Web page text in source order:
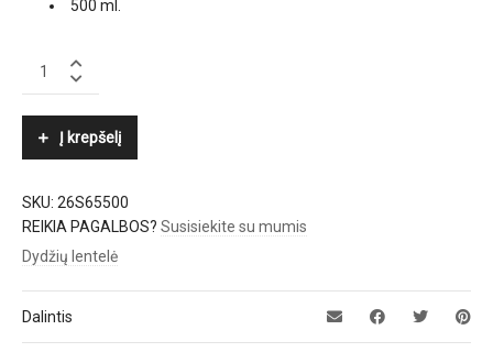
500 ml.
SKALBIKLIS
„DANHERA“
Į krepšelį
SKU: 26S65500
REIKIA PAGALBOS? Susisiekite su mumis
Dydžių lentelė
Dalintis